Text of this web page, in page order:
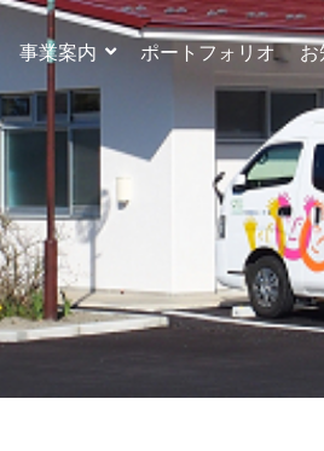
事業案内 ポートフォリオ お